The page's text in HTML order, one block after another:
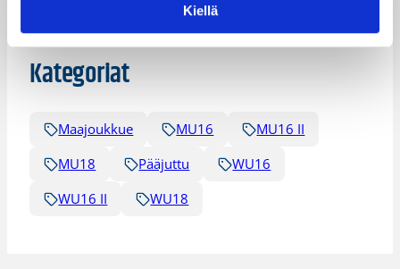
Kiellä
Ville Tuominen
Kategoriat
Maajoukkue MU16
MU16 II
MU18
Pääjuttu
WU16
WU16 II
WU18